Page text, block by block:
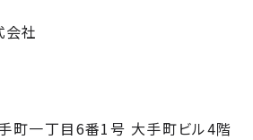
会社
町一丁目6番1号 大手町ビル4階